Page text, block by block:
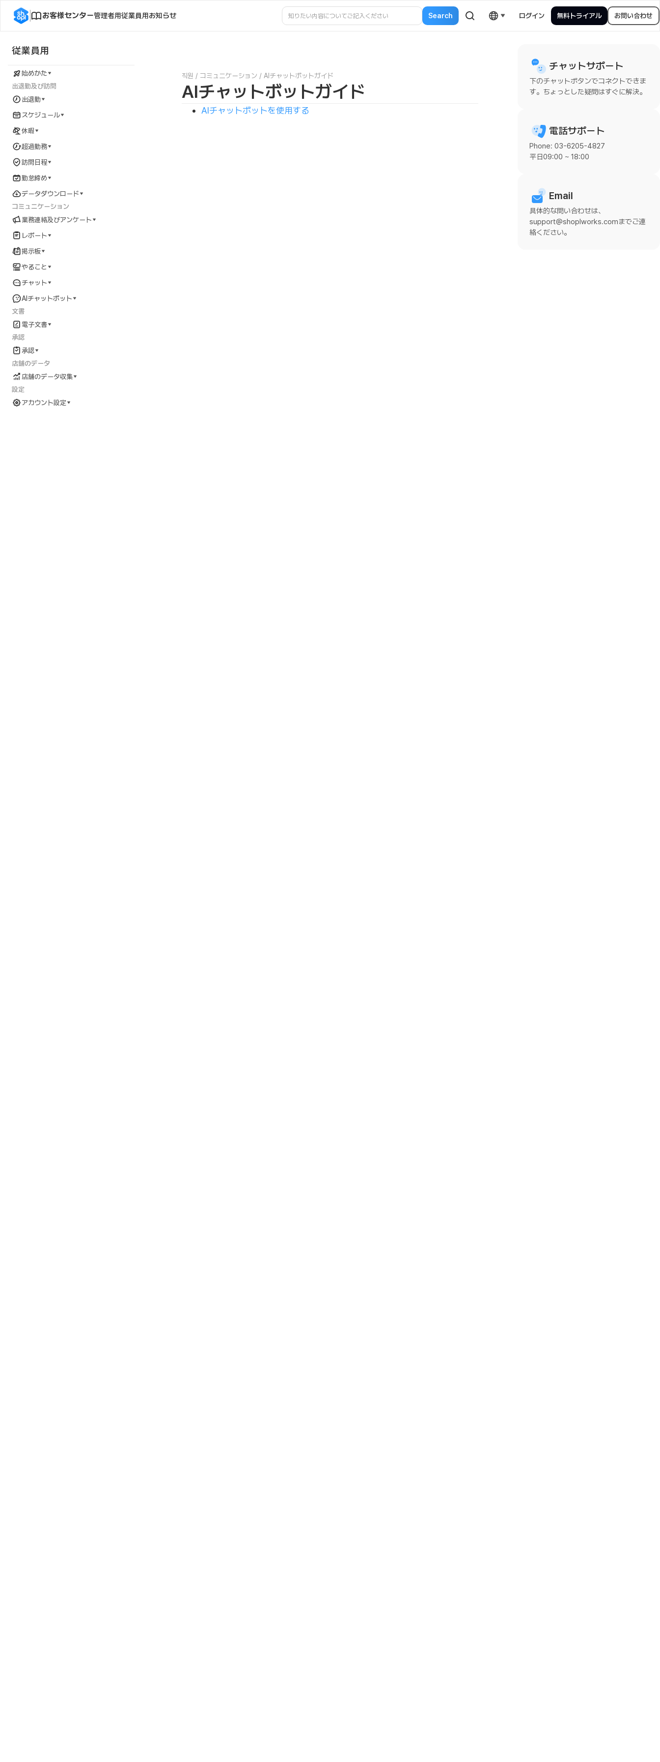
お客様センター管理者用従業員用お知らせ ログイン 無料トライアル お問い合わせ
従業員用
始めかた
出退勤及び訪問
出退勤
スケジュール
休暇
超過勤務
訪問日程
勤怠締め
データダウンロード
コミュニケーション
業務連絡及びアンケート
レポート
掲示板
やること
チャット
AIチャットボット
文書
電子文書
承認
承認
店舗のデータ
店舗のデータ収集
設定
アカウント設定
직원 / コミュニケーション / AIチャットボットガイド
AIチャットボットガイド
AIチャットボットを使用する
チャットサポート
下のチャットボタンでコネクトできま
す。ちょっとした疑問はすぐに解決。
電話サポート
Phone: 03-6205-4827
平日09:00 ~ 18:00
Email
具体的な問い合わせは、
support@shoplworks.comまでご連
絡ください。